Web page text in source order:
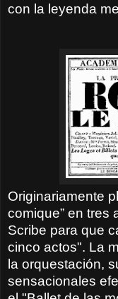
con la leyenda
Originariamente
comique” en tres
Scribe para que
cinco actos". La
la orquestación,
sensacionales